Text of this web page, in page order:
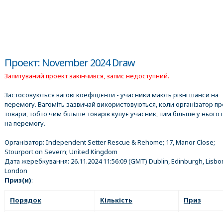
Проект: November 2024 Draw
Запитуваний проект закінчився, запис недоступний.
Застосовуються вагові коефіцієнти - учасники мають різні шанси на
перемогу. Вагоміть зазвичай використовуються, коли організатор
товари, тобто чим більше товарів купує учасник, тим більше у нього
на перемогу.
Організатор: Independent Setter Rescue & Rehome; 17, Manor Close;
Stourport on Severn; United Kingdom
Дата жеребкування: 26.11.2024 11:56:09(GMT) Dublin, Edinburgh,
London
Приз(и):
Порядок Кількість
Приз